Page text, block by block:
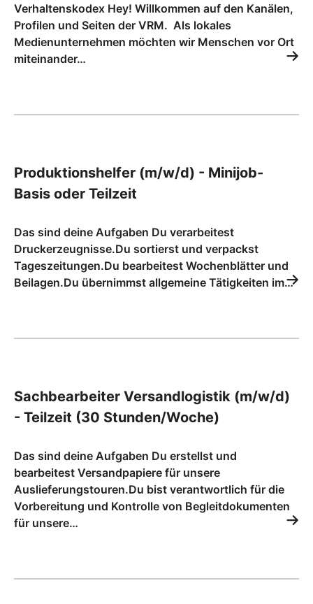
Verhaltenskodex Hey! Willkommen auf den Kanälen,
Profilen und Seiten der VRM. Als lokales
Medienunternehmen möchten wir Menschen vor Ort
miteinander…
Produktionshelfer (m/w/d) - Minijob-
Basis oder Teilzeit
Das sind deine Aufgaben Du verarbeitest
Druckerzeugnisse.Du sortierst und verpackst
Tageszeitungen.Du bearbeitest Wochenblätter und
Beilagen.Du übernimmst allgemeine Tätigkeiten im…
Sachbearbeiter Versandlogistik (m/w/d)
- Teilzeit (30 Stunden/Woche)
Das sind deine Aufgaben Du erstellst und
bearbeitest Versandpapiere für unsere
Auslieferungstouren.Du bist verantwortlich für die
Vorbereitung und Kontrolle von Begleitdokumenten
für unsere…